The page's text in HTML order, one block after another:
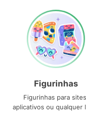
Figurinhas
Figurinhas para
aplicativos ou qualquer